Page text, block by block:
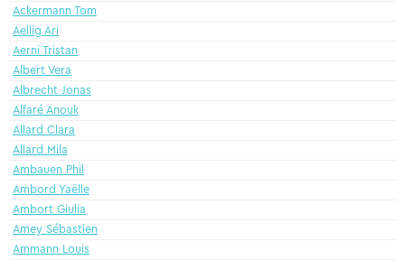
Ackermann Tom
Aellig Ari
Aerni Tristan
Albert Vera
Albrecht Jonas
Alfaré Anouk
Allard Clara
Allard Mila
Ambauen Phil
Ambord Yaëlle
Ambort Giulia
Amey Sébastien
Ammann Louis